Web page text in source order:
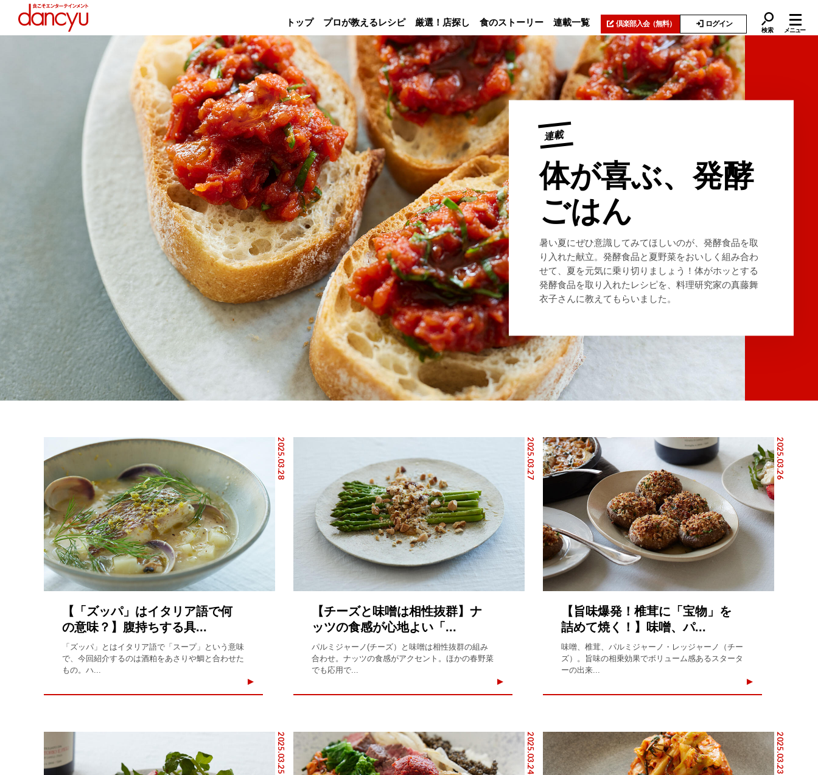
トップ プロが教えるレシピ 厳選！店探し 食のストーリー 連載一覧 倶楽部入会（無料） ログイン
検索 メニュー
連載
体が喜ぶ、発酵
ごはん
暑い夏にぜひ意識してみてほしいのが、発酵食品を取
り入れた献立。発酵食品と夏野菜をおいしく組み合わ
せて、夏を元気に乗り切りましょう！体がホッとする
発酵食品を取り入れたレシピを、料理研究家の真藤舞
衣子さんに教えてもらいました。
2025.03.28
【「ズッパ」はイタリア語で何
の意味？】腹持ちする具...
「ズッパ」とはイタリア語で「スープ」という意味
で、今回紹介するのは酒粕をあさりや鯛と合わせた
もの。ハ...
2025.03.27
【チーズと味噌は相性抜群】ナ
ッツの食感が心地よい「...
パルミジャーノ(チーズ）と味噌は相性抜群の組み
合わせ。ナッツの食感がアクセント。ほかの春野菜
でも応用で...
2025.03.26
【旨味爆発！椎茸に「宝物」を
詰めて焼く！】味噌、パ...
味噌、椎茸、パルミジャーノ・レッジャーノ（チー
ズ）。旨味の相乗効果でボリューム感あるスタータ
ーの出来...
2025.03.25 2025.03.24 2025.03.23